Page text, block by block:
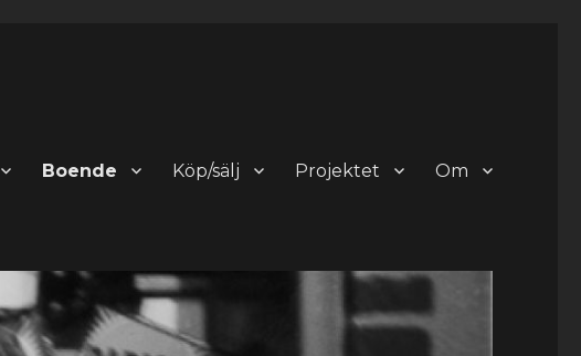
Boende Köp/sälj Projektet Om